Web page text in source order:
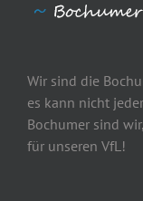
Wir sind die
es kann nicht
Bochumer sind
für unseren VfL!